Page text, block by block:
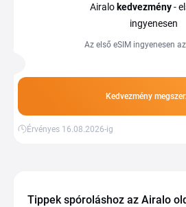
Airalo kedvezmény-
ingyenesen
Az első eSIM ingyenesen
Kedvezmény
Érvényes 16.08.2026-ig
Tippek spóroláshoz az Airalo